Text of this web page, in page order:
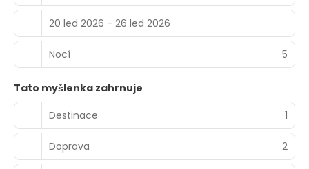
20 led 2026 - 26 led 2026
Nocí 5
Tato myšlenka zahrnuje
Destinace
1
Doprava 2